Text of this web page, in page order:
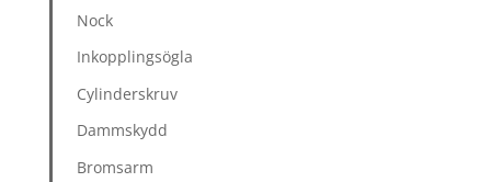
Nock
Inkopplingsögla
Cylinderskruv
Dammskydd
Bromsarm